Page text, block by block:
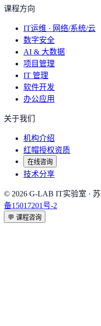
课程方向
IT运维 · 网络/系统/云
数字安全
AI & 大数据
项目管理
IT 管理
软件开发
办公应用
关于我们
机构介绍
红帽授权资质
在线咨询
技术分享
© 2026 G-LAB IT实验室 ·
备15017201号-2
💬 课程咨询